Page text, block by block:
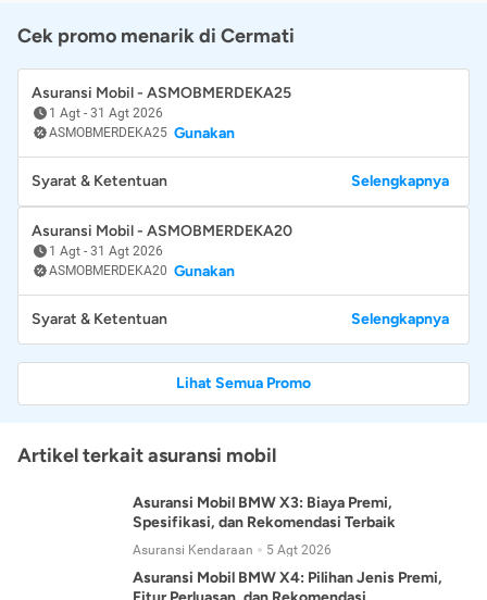
Cek promo menarik di Cermati
Asuransi Mobil - ASMOBMERDEKA25
1 Agt - 31 Agt 2026
ASMOBMERDEKA25 Gunakan
Syarat & Ketentuan Selengkapnya
Asuransi Mobil - ASMOBMERDEKA20
1 Agt - 31 Agt 2026
ASMOBMERDEKA20 Gunakan
Syarat & Ketentuan Selengkapnya
Lihat Semua Promo
Artikel terkait asuransi mobil
Asuransi Mobil BMW X3: Biaya Premi,
Spesifikasi, dan Rekomendasi Terbaik
Asuransi Kendaraan 5 Agt 2026
Asuransi Mobil BMW X4: Pilihan Jenis Premi,